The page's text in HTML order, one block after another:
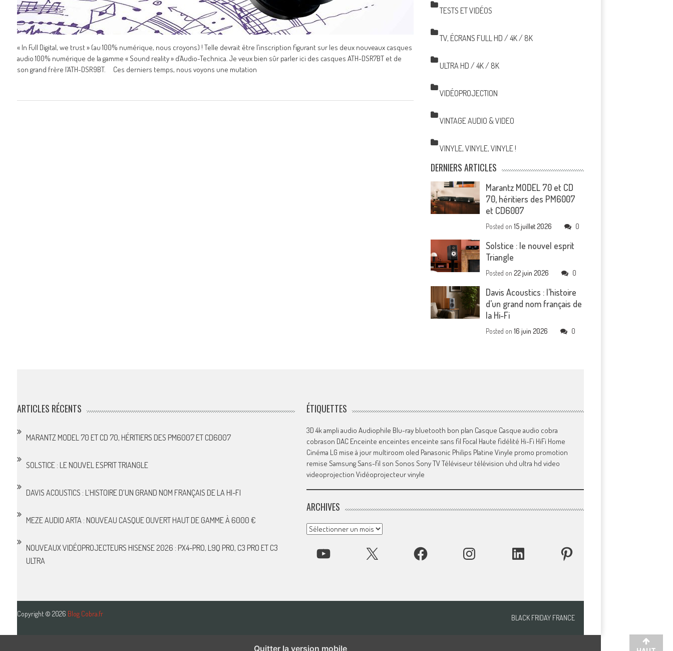
« In Full Digital, we trust » (au 100% numérique, nous croyons) ! Telle devrait être l’inscription figurant sur les deux nouveaux casques
audio 100% numérique de la gamme « Sound reality » d’Audio-Technica. Je veux bien sûr parler ici des casques ATH-DSR7BT et de
son grand frère l’ATH-DSR9BT. Ces derniers temps, nous voyons une mutation
TESTS ET VIDÉOS
TV, ÉCRANS FULL HD / 4K / 8K
ULTRA HD / 4K / 8K
VIDÉOPROJECTION
VINTAGE AUDIO & VIDEO
VINYLE, VINYLE, VINYLE !
DERNIERS ARTICLES
Marantz MODEL 70 et CD
70, héritiers des PM6007
et CD6007
Posted on15 juillet 2026 0
Solstice : le nouvel esprit
Triangle
Posted on22 juin 2026 0
Davis Acoustics : l’histoire
d’un grand nom français de
la Hi-Fi
Posted on16 juin 2026 0
ARTICLES RÉCENTS
MARANTZ MODEL 70 ET CD 70, HÉRITIERS DES PM6007 ET CD6007
SOLSTICE : LE NOUVEL ESPRIT TRIANGLE
DAVIS ACOUSTICS : L’HISTOIRE D’UN GRAND NOM FRANÇAIS DE LA HI-FI
MEZE AUDIO ARTA : NOUVEAU CASQUE OUVERT HAUT DE GAMME À 6000 €
NOUVEAUX VIDÉOPROJECTEURS HISENSE 2026 : PX4-PRO, L9Q PRO, C3 PRO ET C3
ULTRA
ÉTIQUETTES
3D 4kampli audio Audiophile Blu-ray bluetooth bon plan Casque Casque audio cobra
cobrason DAC Enceinte enceintes enceinte sans fil Focal Haute fidélité Hi-Fi HiFi Home
Cinéma LG mise à jour multiroom oled Panasonic Philips Platine Vinyle promo promotion
remise SamsungSans-fil son Sonos SonyTVTéléviseur télévision uhd ultra hd video
videoprojection Vidéoprojecteurvinyle
ARCHIVES
Archives
YOUTUBE FACEBOOK INSTAGRAM LINKEDIN PINTEREST
Copyright © 2026 Blog Cobra.fr BLACK FRIDAY FRANCE
Quitter la version mobile